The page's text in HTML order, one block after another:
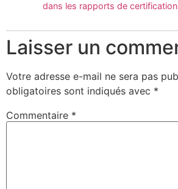
dans les rapports de
Laisser un
Votre adresse e-mail ne sera pas
obligatoires sont indiqués avec *
Commentaire *